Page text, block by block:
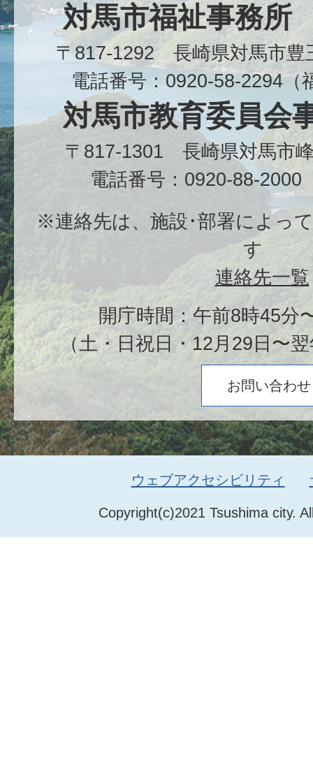
対馬市福祉事務所
〒817-1292 長崎県対馬市
電話番号：0920-58-2294（
対馬市教育委員会
〒817-1301 長崎県対馬市
電話番号：0920-88-2000
※連絡先は、施設･部署によっ
す
連絡先一覧
開庁時間：午前8時45分
（土・日祝日・12月29日〜
お問い合わせ
Copyright(c)2021 Tsushima city.
ウェブアクセシビリティ